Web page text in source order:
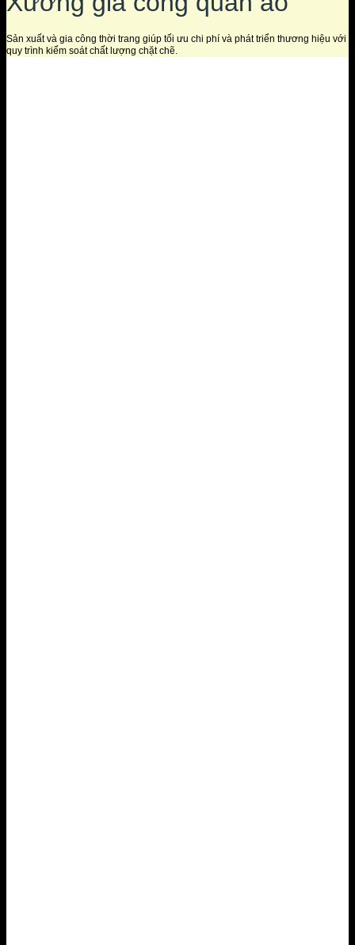
Sản xuất và gia công thời trang giúp tối ưu chi phí và phát triển thương hiệu với
quy trình kiểm soát chất lượng chặt chẽ.